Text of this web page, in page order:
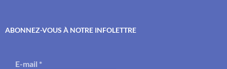
ABONNEZ-VOUS À NOTRE INFOLETTRE
E-mail *